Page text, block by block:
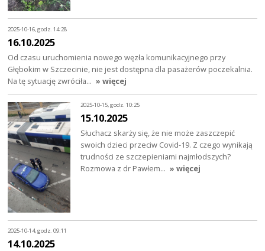
2025-10-16, godz. 14:28
16.10.2025
Od czasu uruchomienia nowego węzła komunikacyjnego przy
Głębokim w Szczecinie, nie jest dostępna dla pasażerów poczekalnia.
Na tę sytuację zwróciła… » więcej
2025-10-15, godz. 10:25
15.10.2025
Słuchacz skarży się, że nie może zaszczepić
swoich dzieci przeciw Covid-19. Z czego wynikają
trudności ze szczepieniami najmłodszych?
Rozmowa z dr Pawłem… » więcej
2025-10-14, godz. 09:11
14.10.2025